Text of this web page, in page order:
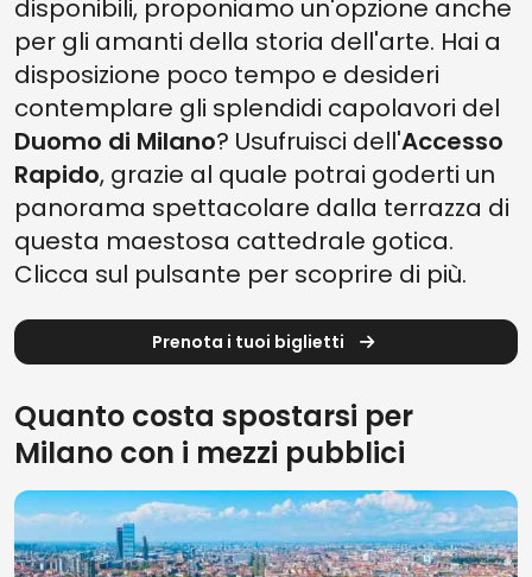
disponibili, proponiamo un'opzione anche
per gli amanti della storia dell'arte. Hai a
disposizione poco tempo e desideri
contemplare gli splendidi capolavori del
Duomo di Milano? Usufruisci dell'Accesso
Rapido, grazie al quale potrai goderti un
panorama spettacolare dalla terrazza di
questa maestosa cattedrale gotica.
Clicca sul pulsante per scoprire di più.
Prenota i tuoi biglietti
Quanto costa spostarsi per
Milano con i mezzi pubblici